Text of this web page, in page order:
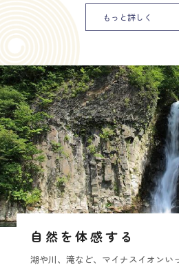
もっと詳しく
自然を体感する
湖や川、滝など、マイナスイオンい